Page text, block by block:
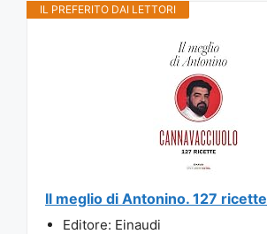
IL PREFERITO DAI LETTORI
Il meglio di Antonino. 127 ricette
Editore: Einaudi